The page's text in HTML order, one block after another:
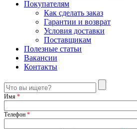
Покупателям
Как сделать заказ
Гарантии и возврат
Условия доставки
Поставщикам
Полезные статьи
Вакансии
Контакты
Имя *
Телефон *